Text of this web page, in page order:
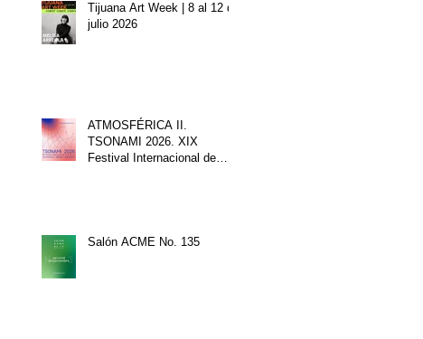
Tijuana Art Week | 8 al 12 de
julio 2026
ATMOSFÉRICA II.
TSONAMI 2026. XIX
Festival Internacional de
Salón ACME No. 13⁠5